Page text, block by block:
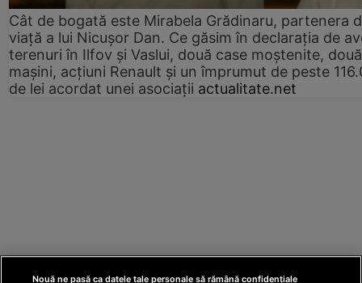
Cât de bogată este Mirabela Grădinaru, partenera
viață a lui Nicușor Dan. Ce găsim în declarația de
terenuri în Ilfov și Vaslui, două case moștenite, două
mașini, acțiuni Renault și un împrumut de peste
de lei acordat unei asociații actualitate.net
Nouă ne pasă ca datele tale personale să rămână confidențiale